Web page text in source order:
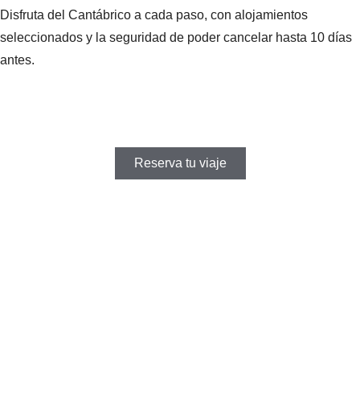
Disfruta del Cantábrico a cada paso, con alojamientos
seleccionados y la seguridad de poder cancelar hasta 10 días
antes.
Reserva tu viaje